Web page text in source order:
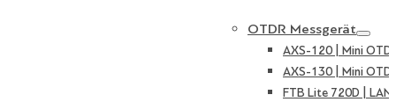
OTDR Messgerät
AXS-120 | Mini
AXS-130 | Mini
FTB Lite 720D |